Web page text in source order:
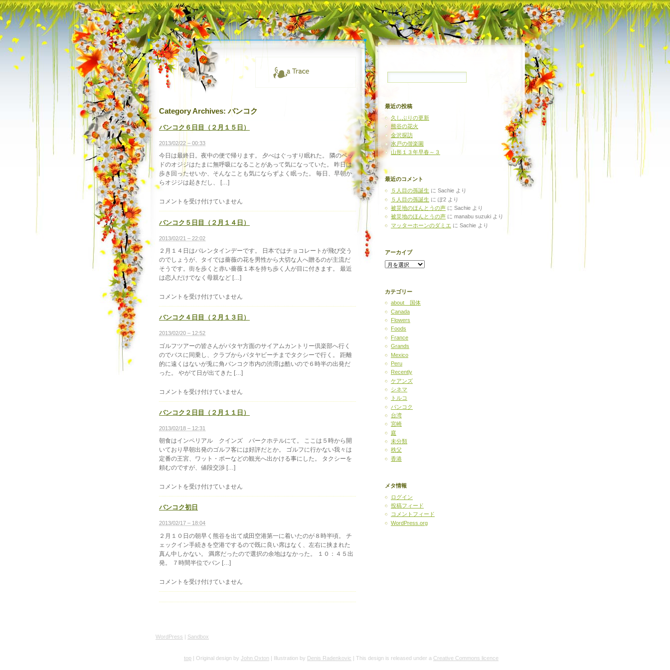
Category Archives:バンコク
バンコク６日目（２月１５日）
2013/02/22 – 00:33
今日は最終日。夜中の便で帰ります。 夕べはぐっすり眠れた。 隣のベッ
ドのオジジはたまに無呼吸になることがあって気になっていた。 昨日は
歩き回ったせいか、そんなことも気にならずよく眠った。 毎日、早朝か
らオジジは起きだし、 […]
バ
ン
コ
ク
６
目
（２
月
１
日）
は
コメントを受け付けていません
バンコク５日目（２月１４日）
2013/02/21 – 22:02
２月１４日はバレンタインデーです。 日本ではチョコレートが飛び交う
のでしょうが、タイでは薔薇の花を男性から大切な人へ贈るのが主流だ
そうです。街を歩くと赤い薔薇１本を持ち歩く人が目に付きます。 最近
は恋人だけでなく母親など […]
バ
ン
コ
５
目
（２
月
１
日）
は
コメントを受け付けていません
バンコク４日目（２月１３日）
2013/02/20 – 12:52
ゴルフツアーの皆さんがパタヤ方面のサイアムカントリー倶楽部へ行く
のでバスに同乗し、クラブからパタヤビーチまでタクシーで行く。 距離
的に遠くはないが兎に角バンコク市内の渋滞は酷いので６時半の出発だ
った。 やがて日が出てきた […]
バ
ン
コ
ク
４
目
（２
月
１
日）
は
コメントを受け付けていません
バンコク２日目（２月１１日）
2013/02/18 – 12:31
朝食はインペリアル クインズ パークホテルにて。 ここは５時から開
いており早朝出発のゴルフ客には好評だとか。 ゴルフに行かない我々は
定番の王宮、ワット・ポーなどの観光へ出かける事にした。 タクシーを
頼むのですが、値段交渉 […]
バ
ン
コ
２
目
（２
月
１
日）
は
コメントを受け付けていません
バンコク初日
2013/02/17 – 18:04
２月１０日の朝早く熊谷を出て成田空港第一に着いたのが８時半頃。 チ
ェックイン手続きを空港でするので既に良い席はなく、左右に挟まれた
真ん中しかない。 満席だったので選択の余地はなかった。 １０：４５出
発。 ７時間半位でバン […]
バ
ン
は
コメントを受け付けていません
索:
最近の投稿
久しぶりの更新
熊谷の花火
金沢探訪
水戸の偕楽園
山形１３年早春～３
最近のコメント
５人目の孫誕生 に Sachie より
５人目の孫誕生 に ぽ2 より
被災地のほんとうの声 に Sachie より
被災地のほんとうの声 に manabu suzuki より
マッターホーンのダミエ に Sachie より
アーカイブ
ア
ー
ブ
カテゴリー
about 国体
Canada
Flowers
Foods
France
Grands
Mexico
Peru
Recently
ケアンズ
シネマ
トルコ
バンコク
台湾
宮崎
庭
未分類
秩父
香港
メタ情報
ログイン
投稿フィード
コメントフィード
WordPress.org
WordPress | Sandbox
top | Original design by John Oxton | Illustration by Denis Radenkovic | This design is released under a Creative Commons licence